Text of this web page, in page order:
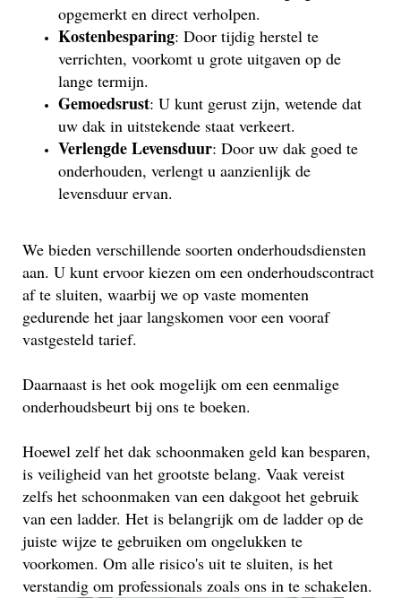
opgemerkt en direct verholpen.
Kostenbesparing: Door tijdig herstel te
verrichten, voorkomt u grote uitgaven op de
lange termijn.
Gemoedsrust: U kunt gerust zijn, wetende dat
uw dak in uitstekende staat verkeert.
Verlengde Levensduur: Door uw dak goed te
onderhouden, verlengt u aanzienlijk de
levensduur ervan.
We bieden verschillende soorten onderhoudsdiensten
aan. U kunt ervoor kiezen om een onderhoudscontract
af te sluiten, waarbij we op vaste momenten
gedurende het jaar langskomen voor een vooraf
vastgesteld tarief.
Daarnaast is het ook mogelijk om een eenmalige
onderhoudsbeurt bij ons te boeken.
Hoewel zelf het dak schoonmaken geld kan besparen,
is veiligheid van het grootste belang. Vaak vereist
zelfs het schoonmaken van een dakgoot het gebruik
van een ladder. Het is belangrijk om de ladder op de
juiste wijze te gebruiken om ongelukken te
voorkomen. Om alle risico's uit te sluiten, is het
verstandig om professionals zoals ons in te schakelen.